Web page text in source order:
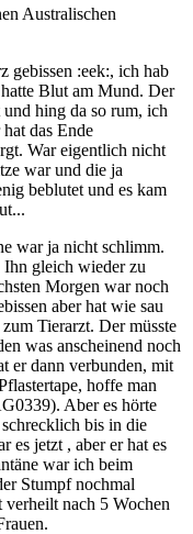
Australischen
gebissen :eek:, ich hab
Blut am Mund. Der
hing da so rum, ich
das Ende
War eigentlich nicht
war und die ja
beblutet und es kam
war ja nicht schlimm.
gleich wieder zu
Morgen war noch
aber hat wie sau
Tierarzt. Der müsste
was anscheinend noch
er dann verbunden, mit
hoffe man
Aber es hörte
bis in die
es jetzt , aber er hat es
war ich beim
Stumpf nochmal
verheilt nach 5 Wochen